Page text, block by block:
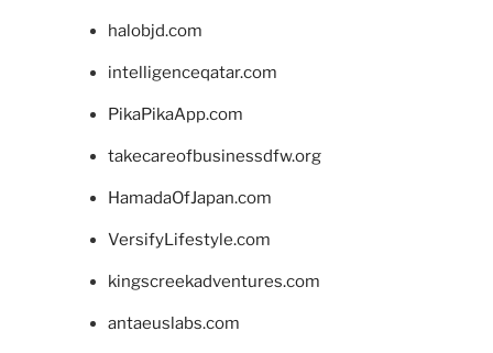
halobjd.com
intelligenceqatar.com
PikaPikaApp.com
takecareofbusinessdfw.org
HamadaOfJapan.com
VersifyLifestyle.com
kingscreekadventures.com
antaeuslabs.com